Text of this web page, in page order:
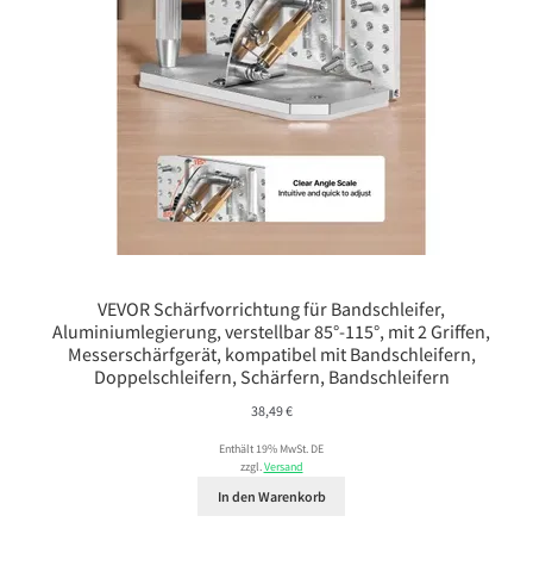
VEVOR Schärfvorrichtung für Bandschleifer,
Aluminiumlegierung, verstellbar 85°-115°, mit 2 Griffen,
Messerschärfgerät, kompatibel mit Bandschleifern,
Doppelschleifern, Schärfern, Bandschleifern
38,49€
Enthält 19% MwSt. DE
zzgl.Versand
In den Warenkorb